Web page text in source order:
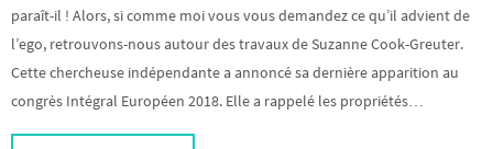
paraît-il ! Alors, si comme moi vous vous demandez ce qu’il advient de
l’ego, retrouvons-nous autour des travaux de Suzanne Cook-Greuter.
Cette chercheuse indépendante a annoncé sa dernière apparition au
congrès Intégral Européen 2018. Elle a rappelé les propriétés…